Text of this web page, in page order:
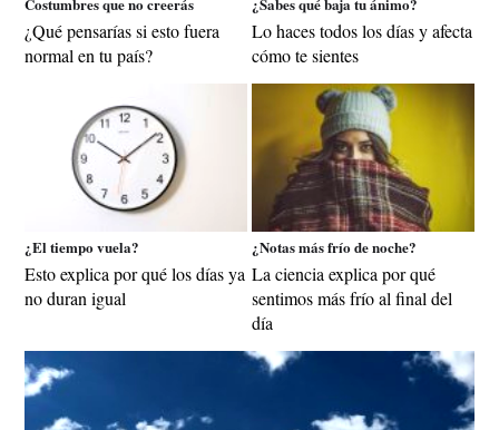
¿Qué pensarías si esto fuera
normal en tu país?
Lo haces todos los días y afecta
cómo te sientes
¿El tiempo vuela?
Esto explica por qué los días ya
no duran igual
¿Notas más frío de noche?
La ciencia explica por qué
sentimos más frío al final del
día